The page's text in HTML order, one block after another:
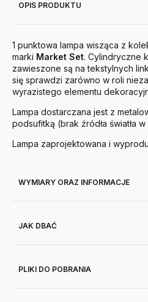
OPIS PRODUKTU
1 punktowa lampa wisząca z
marki Market Set. Cylindryczne
zawieszone są na tekstylnych
się sprawdzi zarówno w roli
wyrazistego elementu
Lampa dostarczana jest z
podsufitką (brak źródła światła
Lampa zaprojektowana i
WYMIARY ORAZ INFORMACJE
JAK DBAĆ
PLIKI DO POBRANIA